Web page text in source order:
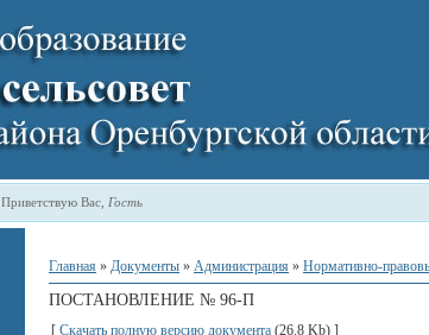
Приветствую Вас Гость
Главная » Документы » Администрация » Нормативно-
ПОСТАНОВЛЕНИЕ № 96-П
[ Скачать полную версию документа (26.8 Kb) ]